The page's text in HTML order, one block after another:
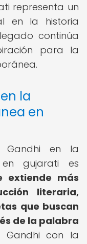
representa un
en la historia
continúa
para la
la
en
Gandhi en la
en gujarati es
extiende más
literaria,
que buscan
de la palabra
Gandhi con la